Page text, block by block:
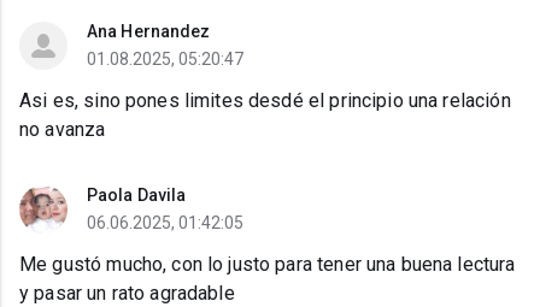
Ana Hernandez
01.08.2025, 05:20:47
Asi es, sino pones limites desdé el principio una relación
no avanza
Paola Davila
06.06.2025, 01:42:05
Me gustó mucho, con lo justo para tener una buena lectura
y pasar un rato agradable